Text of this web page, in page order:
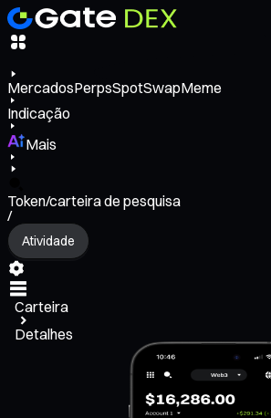
MercadosPerpsSpotSwapMeme
Indicação
Mais
Token/carteira de pesquisa
/
Atividade
Carteira
Detalhes